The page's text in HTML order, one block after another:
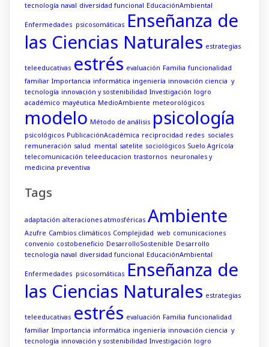
tecnología naval diversidad funcional EducaciónAmbiental
Enfermedades psicosomáticas Enseñanza de
las Ciencias Naturales estrategias
teleeducativas estrés evaluación Familia funcionalidad
familiar Importancia informática ingeniería innovación ciencia y
tecnología innovación y sostenibilidad Investigación logro
académico mayéutica MedioAmbiente meteorológicos
modelo Método de análisis psicología
psicológicos PublicaciónAcadémica reciprocidad redes sociales
remuneración salud mental satelite sociológicos Suelo Agrícola
telecomunicación teleeducacion trastornos neuronales y
medicina preventiva
Tags
adaptación alteraciones atmosféricas Ambiente
Azufre Cambios climáticos Complejidad web comunicaciones
convenio costobeneficio DesarrolloSostenible Desarrollo
tecnología naval diversidad funcional EducaciónAmbiental
Enfermedades psicosomáticas Enseñanza de
las Ciencias Naturales estrategias
teleeducativas estrés evaluación Familia funcionalidad
familiar Importancia informática ingeniería innovación ciencia y
tecnología innovación y sostenibilidad Investigación logro